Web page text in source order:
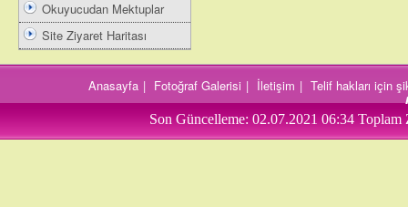
Okuyucudan Mektuplar
Site Ziyaret Haritası
Anasayfa | Fotoğraf Galerisi | İletişim | Telif hakları için
Son Güncelleme: 02.07.2021 06:34 Toplam